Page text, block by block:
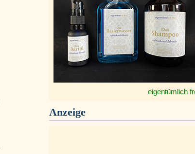
eigentümlich
Anzeige